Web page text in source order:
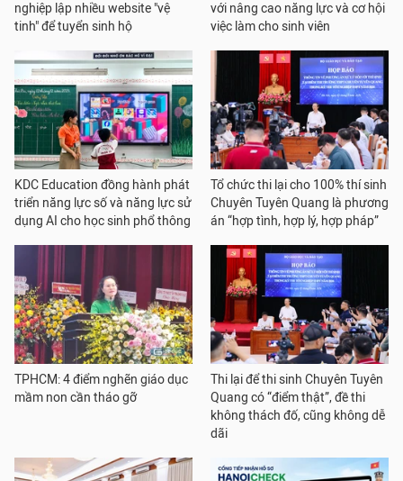
nghiệp lập nhiều website "vệ
tinh" để tuyển sinh hộ
với nâng cao năng lực và cơ hội
việc làm cho sinh viên
KDC Education đồng hành phát
triển năng lực số và năng lực sử
dụng AI cho học sinh phổ thông
Tổ chức thi lại cho 100% thí sinh
Chuyên Tuyên Quang là phương
án “hợp tình, hợp lý, hợp pháp”
TPHCM: 4 điểm nghẽn giáo dục
mầm non cần tháo gỡ
Thi lại để thi sinh Chuyên Tuyên
Quang có “điểm thật”, đề thi
không thách đố, cũng không dễ
dãi